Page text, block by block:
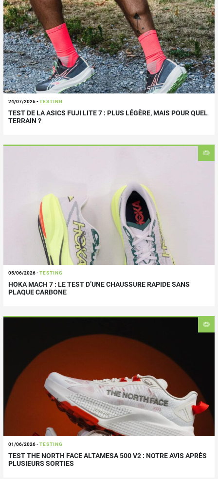
24/07/2026-TESTING
TEST DE LA ASICS FUJI LITE 7 : PLUS LÉGÈRE, MAIS POUR QUEL
TERRAIN ?
05/06/2026-TESTING
HOKA MACH 7 : LE TEST D’UNE CHAUSSURE RAPIDE SANS
PLAQUE CARBONE
01/06/2026-TESTING
TEST THE NORTH FACE ALTAMESA 500 V2 : NOTRE AVIS APRÈS
PLUSIEURS SORTIES